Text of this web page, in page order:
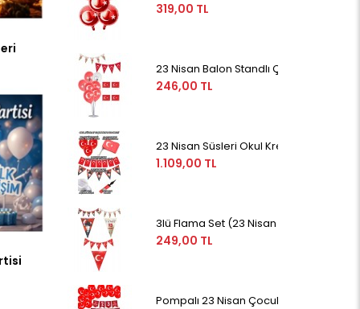
319,00 TL
23 Nisan Balon Standlı Çubuklu
246,00 TL
23 Nisan Süsleri Okul Kreş Süsleme
1.109,00 TL
3lü Flama Set (23 Nisan Flama, Atatürk
249,00 TL
Pompalı 23 Nisan Çocuk Bayramı